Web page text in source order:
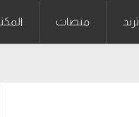
ترند منصات